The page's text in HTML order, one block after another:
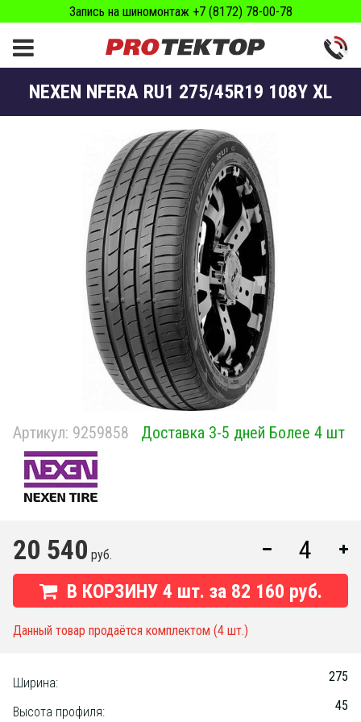
Запись на шиномонтаж +7 (8172) 78-00-78
NEXEN NFERA RU1 275/45R19 108Y XL
Артикул: 9259858 Доставка 3-5 дней Более 4 шт
20 540 руб.
В КОРЗИНУ 4 шт. за 82 160 руб.
Данный товар продаётся комплектом (4 шт.)
Ширина: 275
Высота профиля: 45